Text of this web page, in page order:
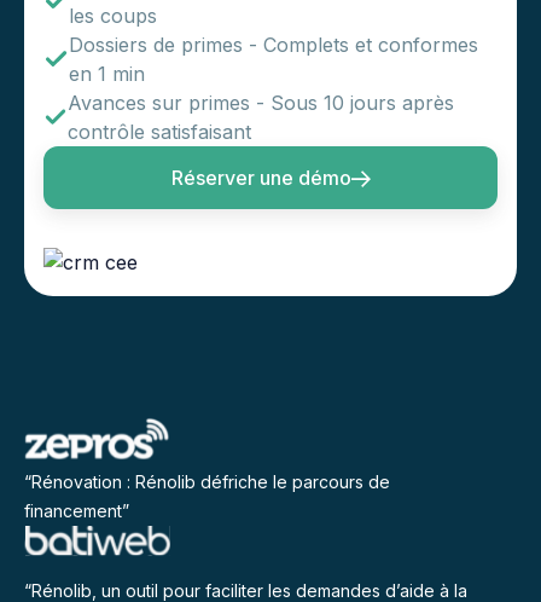
les coups
Dossiers de primes - Complets et conformes
en 1 min
Avances sur primes - Sous 10 jours après
contrôle satisfaisant
Réserver une démo
“Rénovation : Rénolib défriche le parcours de
financement”
“Rénolib, un outil pour faciliter les demandes d’aide à la